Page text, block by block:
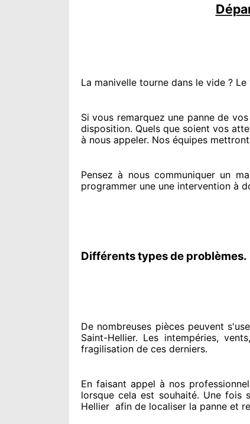
La manivelle tourne dans le vide ?
Si vous remarquez une panne de
disposition. Quels que soient vos
à nous appeler. Nos équipes
Pensez à nous communiquer un
programmer une une intervention à
Différents types de problèmes.
De nombreuses pièces peuvent
Saint-Hellier. Les intempéries,
fragilisation de ces derniers.
En faisant appel à nos
lorsque cela est souhaité. Une fois
Hellier afin de localiser la panne et